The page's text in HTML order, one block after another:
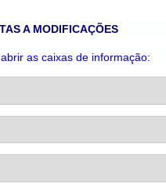
A MODIFICAÇÕES
as caixas de informação: